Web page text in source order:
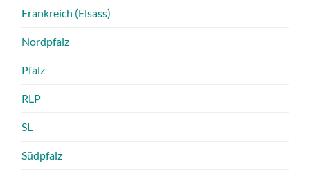
Frankreich (Elsass)
Nordpfalz
Pfalz
RLP
SL
Südpfalz